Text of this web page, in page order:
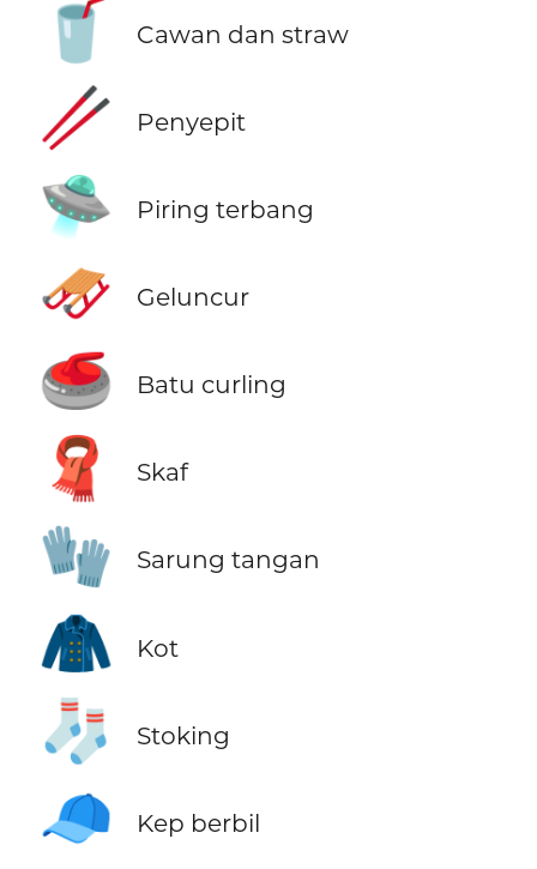
🥤 Cawan dan straw
🥢 Penyepit
🛸 Piring terbang
🛷 Geluncur
🥌 Batu curling
🧣 Skaf
🧤 Sarung tangan
🧥 Kot
🧦 Stoking
🧢 Kep berbil